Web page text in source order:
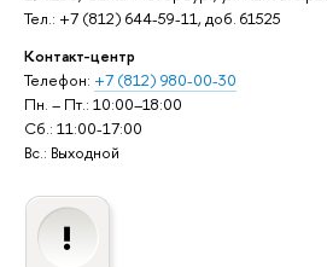
Тел.: +7 (812) 644-59-11, доб. 61525
Контакт-центр
Телефон: +7 (812) 980-00-30
Пн. – Пт.: 10:00–18:00
Сб.: 11:00-17:00
Вс.: Выходной